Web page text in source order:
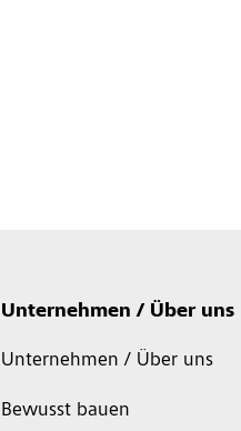
Unternehmen / Über uns
Unternehmen / Über uns
Bewusst bauen